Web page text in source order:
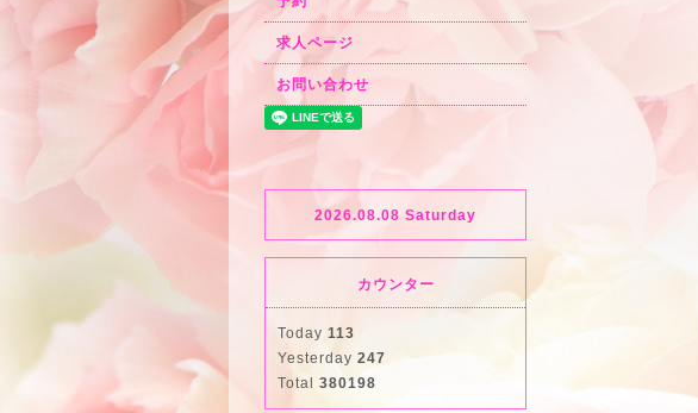
求人ページ
お問い合わせ
2026.08.08 Saturday
カウンター
Today 113
Yesterday 247
Total 380198